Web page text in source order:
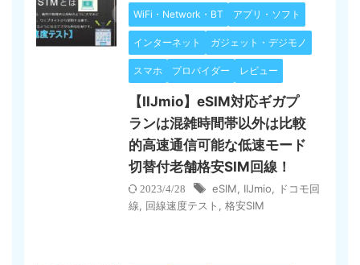
WiFi・Network・BT アプリ・ソフト
インターネット ガジェット・デジモノ
スマホ プロバイダー レビュー
【IIJmio】eSIM対応ギガプ
ランは混雑時間帯以外は比較
的高速通信可能な低速モード
切替付老舗格安SIM回線！
2023/4/28 eSIM IIJmio
ドコモ回
線
回線速度テスト 格安SIM